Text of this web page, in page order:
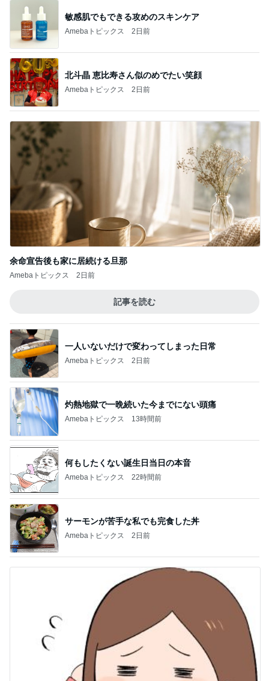
敏感肌でもできる攻めのスキンケア
Amebaトピックス 2日前
北斗晶 恵比寿さん似のめでたい笑顔
Amebaトピックス 2日前
余命宣告後も家に居続ける旦那
Amebaトピックス 2日前
記事を読む
一人いないだけで変わってしまった日常
Amebaトピックス 2日前
灼熱地獄で一晩続いた今までにない頭痛
Amebaトピックス 13時間前
何もしたくない誕生日当日の本音
Amebaトピックス 22時間前
サーモンが苦手な私でも完食した丼
Amebaトピックス 2日前